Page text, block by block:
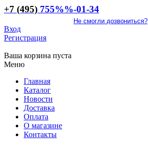
+7 (495) 755%%-01-34
Не смогли дозвониться?
Вход
Регистрация
Ваша корзина пуста
Меню
Главная
Каталог
Новости
Доставка
Оплата
О магазине
Контакты